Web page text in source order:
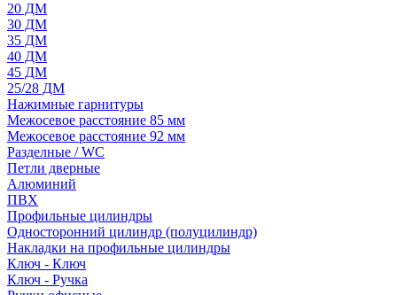
20 ДМ
30 ДМ
35 ДМ
40 ДМ
45 ДМ
25/28 ДМ
Нажимные гарнитуры
Межосевое расстояние 85 мм
Межосевое расстояние 92 мм
Разделные / WC
Петли дверные
Алюминий
ПВХ
Профильные цилиндры
Односторонний цилиндр (полуцилиндр)
Накладки на профильные цилиндры
Ключ - Ключ
Ключ - Ручка